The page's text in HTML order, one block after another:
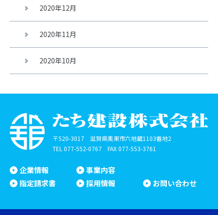
2020年12月
2020年11月
2020年10月
〒520-3017 滋賀県栗東市六地蔵1103番地2
TEL077-552-0767 FAX 077-553-3761
企業情報
事業内容
指定請求書
採用情報 お問い合わせ